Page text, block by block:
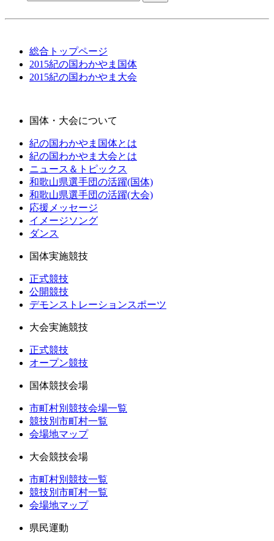
総合トップページ
2015紀の国わかやま国体
2015紀の国わかやま大会
国体・大会について
紀の国わかやま国体とは
紀の国わかやま大会とは
ニュース＆トピックス
和歌山県選手団の活躍(国体)
和歌山県選手団の活躍(大会)
応援メッセージ
イメージソング
ダンス
国体実施競技
正式競技
公開競技
デモンストレーションスポーツ
大会実施競技
正式競技
オープン競技
国体競技会場
市町村別競技会場一覧
競技別市町村一覧
会場地マップ
大会競技会場
市町村別競技一覧
競技別市町村一覧
会場地マップ
県民運動